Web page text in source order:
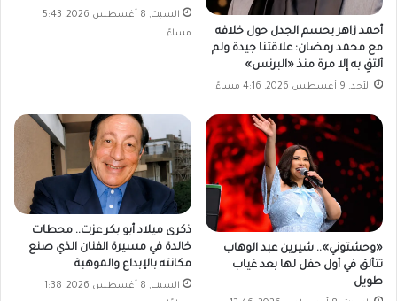
أحمد زاهر يحسم الجدل حول خلافه
مع محمد رمضان: علاقتنا جيدة ولم
ألتقِ به إلا مرة منذ «البرنس»
الأحد, 9 أغسطس 2026, 4:16 مساءً
السبت, 8 أغسطس 2026, 5:43
مساءً
«وحشتوني».. شيرين عبد الوهاب
تتألق في أول حفل لها بعد غياب
طويل
ذكرى ميلاد أبو بكر عزت.. محطات
خالدة في مسيرة الفنان الذي صنع
مكانته بالإبداع والموهبة
السبت, 8 أغسطس 2026, 1:38